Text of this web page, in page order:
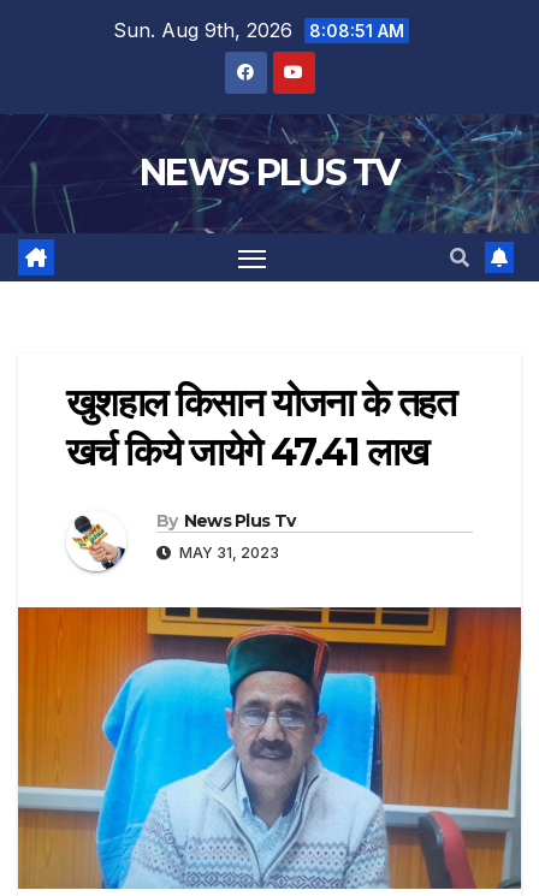
Sun. Aug 9th, 2026 8:08:52 AM
NEWS PLUS TV
खुशहाल किसान योजना के तहत
खर्च किये जायेगे 47.41 लाख
By News Plus Tv
MAY 31, 2023